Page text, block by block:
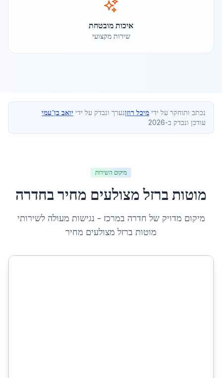
איכות מובטחת
שירות מקצועי
נכתב ותוחקר על ידי מיכל רוזןנערך ונבדק על ידי יואב בן־עמי
עודכן ונבדק ב-2026
מיקום השירות
מוטות ברזל מצולעים מחירבחדרה
מיקום מדויק של חדרה במרכז - נגישות מעולה לשירותי
מוטות ברזל מצולעים מחיר